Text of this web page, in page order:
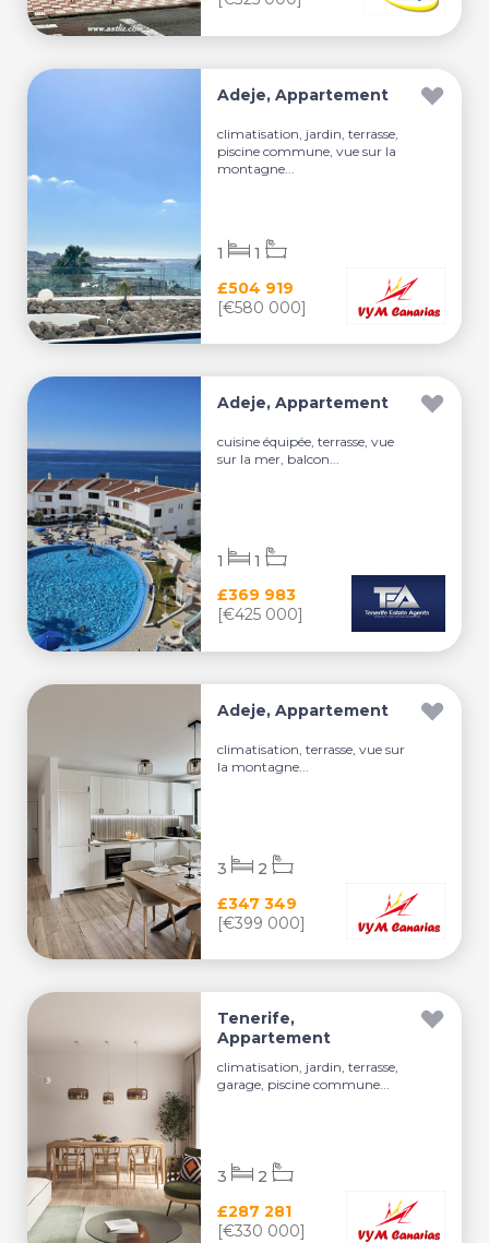
Adeje, Appartement
climatisation, jardin, terrasse,
piscine commune, vue sur la
montagne...
£504 919
[€580 000]
1 1
Adeje, Appartement
cuisine équipée, terrasse, vue
sur la mer, balcon...
£369 983
[€425 000]
1 1
Adeje, Appartement
climatisation, terrasse, vue sur
la montagne...
£347 349
[€399 000]
3 2
Tenerife,
Appartement
climatisation, jardin, terrasse,
garage, piscine commune...
£287 281
[€330 000]
3 2